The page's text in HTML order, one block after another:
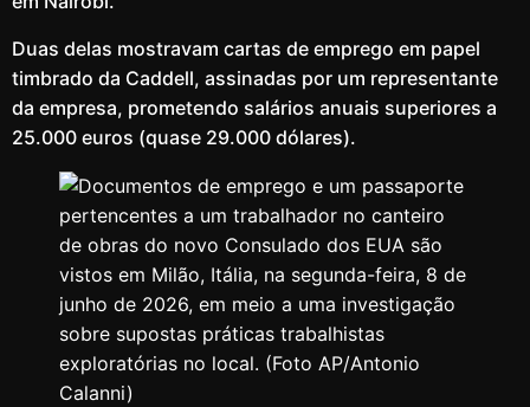
Duas delas mostravam cartas de emprego em papel
timbrado da Caddell, assinadas por um representante
da empresa, prometendo salários anuais superiores a
25.000 euros (quase 29.000 dólares).